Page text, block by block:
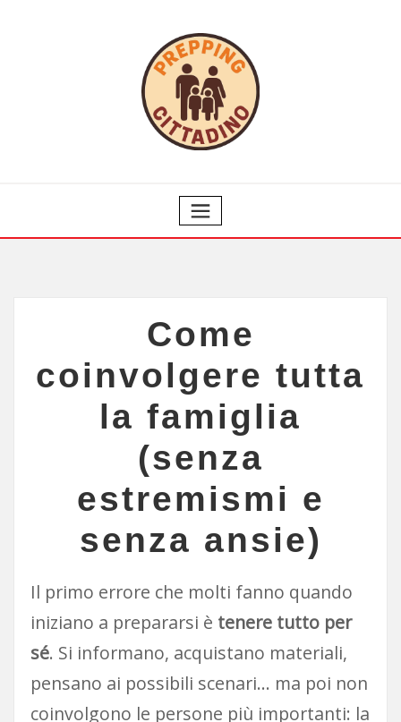
Come
coinvolgere tutta
la famiglia
(senza
estremismi e
senza ansie)
Il primo errore che molti fanno quando
iniziano a prepararsi è tenere tutto per
sé. Si informano, acquistano materiali,
pensano ai possibili scenari… ma poi non
coinvolgono le persone più importanti: la